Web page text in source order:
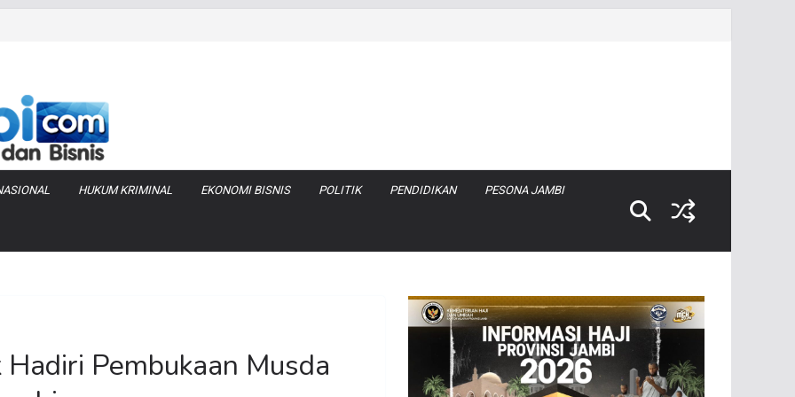
Pipa
Produksi Air
Jabung
HUKUM KRIMINAL EKONOMI BISNIS POLITIK PENDIDIKAN PESONA JAMBI
Pembukaan Musda